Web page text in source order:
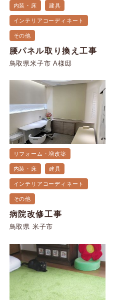
内装・床 建具
インテリアコーディネート
その他
腰パネル取り換え工事
鳥取県米子市 A様邸
リフォーム・増改築
内装・床 建具
インテリアコーディネート
その他
病院改修工事
鳥取県 米子市